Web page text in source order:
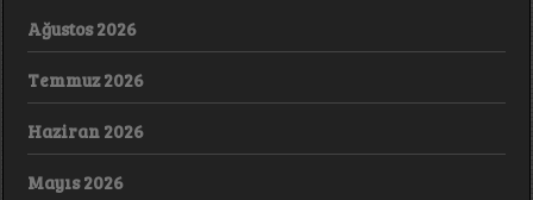
Ağustos 2026
Temmuz 2026
Haziran 2026
Mayıs 2026